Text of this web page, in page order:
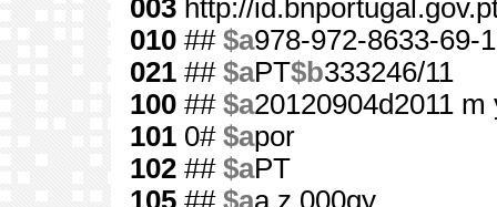
003 http://
010 ## $a978-972-8633-69-1
021 ## $aPT$b333246/11
100 ## $a20120904d2011
101 0# $apor
102 ## $aPT
105 ## $aa z 000gy